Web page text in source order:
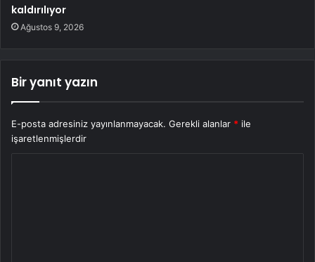
kaldırılıyor
Ağustos 9, 2026
Bir yanıt yazın
E-posta adresiniz yayınlanmayacak. Gerekli alanlar * ile
işaretlenmişlerdir